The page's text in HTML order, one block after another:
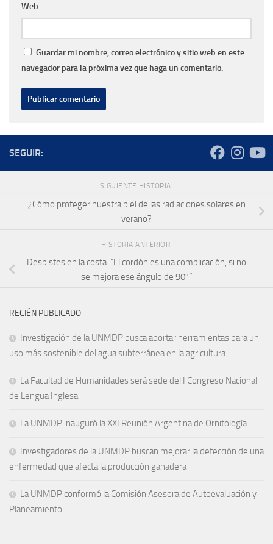
Web
Guardar mi nombre, correo electrónico y sitio web en este
navegador para la próxima vez que haga un comentario.
SEGUIR:
SIGUIENTE HISTORIA
¿Cómo proteger nuestra piel de las radiaciones solares en
verano?
HISTORIA ANTERIOR
Despistes en la costa: “El cordón es una complicación, si no
se mejora ese ángulo de 90º”
RECIÉN PUBLICADO
Investigación de la UNMDP busca aportar herramientas para un
uso más sostenible del agua subterránea en la agricultura
La Facultad de Humanidades será sede del I Congreso Nacional
de Lengua Inglesa
La UNMDP inauguró la XXI Reunión Argentina de Ornitología
Investigadores de la UNMDP buscan mejorar la detección de una
enfermedad que afecta la producción ganadera
La UNMDP conformó la Comisión Asesora de Autoevaluación y
Planeamiento